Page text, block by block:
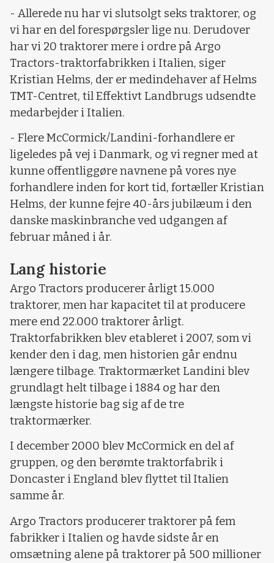
- Allerede nu har vi slutsolgt seks traktorer, og
vi har en del forespørgsler lige nu. Derudover
har vi 20 traktorer mere i ordre på Argo
Tractors-traktorfabrikken i Italien, siger
Kristian Helms, der er medindehaver af Helms
TMT-Centret, til Effektivt Landbrugs udsendte
medarbejder i Italien.
- Flere McCormick/Landini-forhandlere er
ligeledes på vej i Danmark, og vi regner med at
kunne offentliggøre navnene på vores nye
forhandlere inden for kort tid, fortæller Kristian
Helms, der kunne fejre 40-års jubilæum i den
danske maskinbranche ved udgangen af
februar måned i år.
Lang historie
Argo Tractors producerer årligt 15.000
traktorer, men har kapacitet til at producere
mere end 22.000 traktorer årligt.
Traktorfabrikken blev etableret i 2007, som vi
kender den i dag, men historien går endnu
længere tilbage. Traktormærket Landini blev
grundlagt helt tilbage i 1884 og har den
længste historie bag sig af de tre
traktormærker.
I december 2000 blev McCormick en del af
gruppen, og den berømte traktorfabrik i
Doncaster i England blev flyttet til Italien
samme år.
Argo Tractors producerer traktorer på fem
fabrikker i Italien og havde sidste år en
omsætning alene på traktorer på 500 millioner